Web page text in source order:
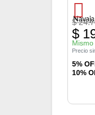
$
$
Precio
5%
10%